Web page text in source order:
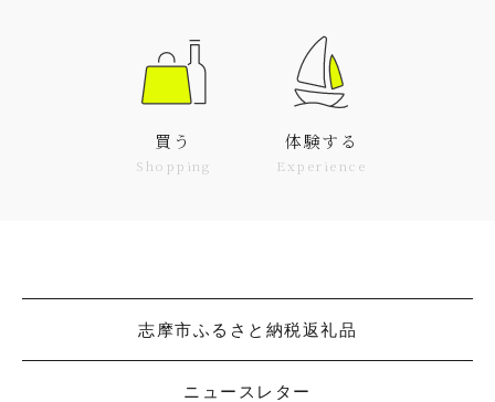
買う
Shopping
体験する
Experience
志摩市ふるさと納税返礼品
ニュースレター